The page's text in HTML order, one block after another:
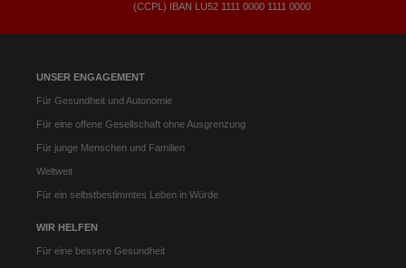
UNSER ENGAGEMENT
Für Gesundheit und Autonomie
Für eine offene Gesellschaft ohne Ausgrenzung
Für junge Menschen und Familien
Weltweit
Für ein selbstbestimmtes Leben in Würde
WIR HELFEN
Für eine bessere Gesundheit
(CCPL) IBAN LU52​ 1111​ 0000​ 1111​ 0000